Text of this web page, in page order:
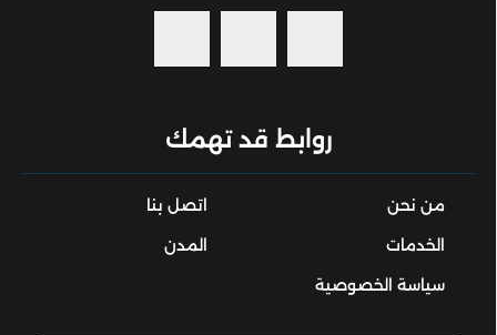
روابط قد تهمك
من نحن
اتصل بنا
الخدمات
المدن
سياسة الخصوصية